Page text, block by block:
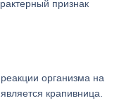
признак
организма на
крапивница.